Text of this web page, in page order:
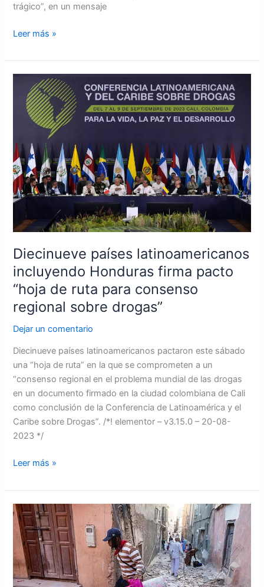
trágico”, en un mensaje
Leer más »
Diecinueve países latinoamericanos
incluyendo Honduras firma pacto
“hoja de ruta para consenso
regional sobre drogas”
Dejar un comentario
Diecinueve países latinoamericanos pactaron este sábado
una “hoja de ruta” en la que se comprometen a un
“consenso regional en el problema mundial de las drogas
en un documento firmado en la ciudad colombiana de Cali
como conclusión de la Conferencia de Latinoamérica y el
Caribe sobre Drogas”. /*! elementor – v3.15.0 – 20-08-
2023 */
Diecinueve
países
latinoamericanos
incluyendo
Honduras
firma
pacto
“hoja
de
ruta
para
regional
sobre
drogas”
Leer más »
Aumenta
1.037
los
fallecidos
por